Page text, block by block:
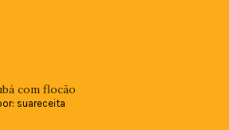
com flocão
suareceita